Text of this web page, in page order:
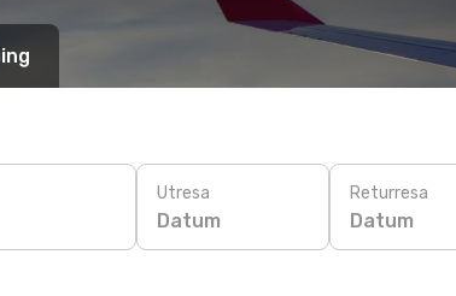
Utresa
Datum
Returresa
Datum